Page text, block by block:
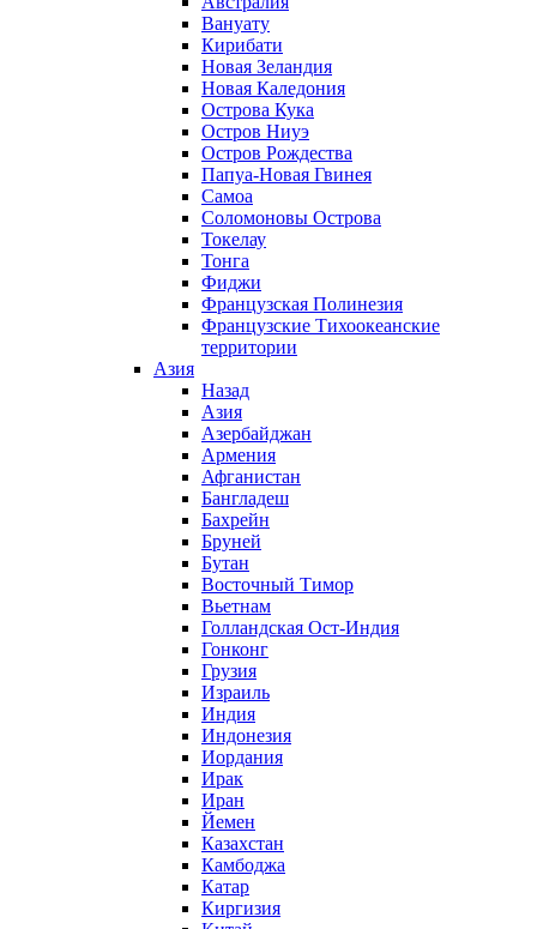
Вануату
Кирибати
Новая Зеландия
Новая Каледония
Острова Кука
Остров Ниуэ
Остров Рождества
Папуа-Новая Гвинея
Самоа
Соломоновы Острова
Токелау
Тонга
Фиджи
Французская Полинезия
Французские Тихоокеанские
территории
Азия
Назад
Азия
Азербайджан
Армения
Афганистан
Бангладеш
Бахрейн
Бруней
Бутан
Восточный Тимор
Вьетнам
Голландская Ост-Индия
Гонконг
Грузия
Израиль
Индия
Индонезия
Иордания
Ирак
Иран
Йемен
Казахстан
Камбоджа
Катар
Киргизия